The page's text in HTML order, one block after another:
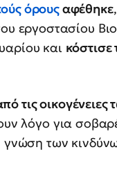
όρουςαφέθηκε
εργοστασίου
και κόστισε
τις οικογένειες
λόγο για
γνώση των